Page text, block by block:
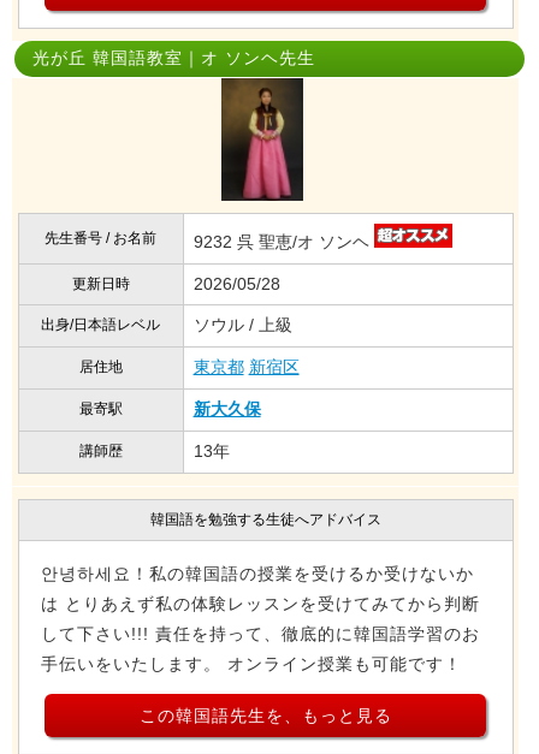
光が丘 韓国語教室｜オ ソンヘ先生
先生番号 / お名前 9232 呉 聖恵/オ ソンヘ
更新日時 2026/05/28
出身/日本語レベル ソウル / 上級
居住地 東京都 新宿区
最寄駅 新大久保
講師歴 13年
韓国語を勉強する生徒へアドバイス
안녕하세요！私の韓国語の授業を受けるか受けないか
は とりあえず私の体験レッスンを受けてみてから判断
して下さい!!! 責任を持って、徹底的に韓国語学習のお
手伝いをいたします。 オンライン授業も可能です！
この韓国語先生を、もっと見る